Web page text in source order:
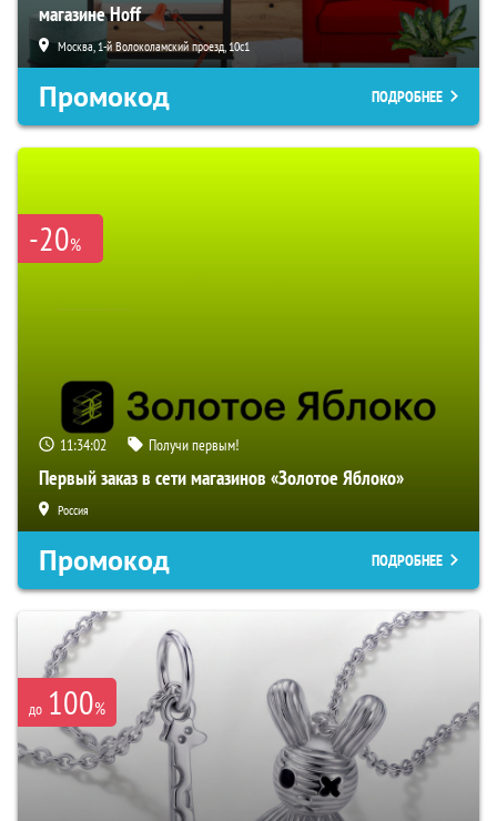
магазине Hoff
Москва, 1-й Волоколамский проезд, 10с1
Промокод ПОДРОБНЕЕ
-20%
11:34:00 Получи первым!
Первый заказ в сети магазинов «Золотое Яблоко»
Россия
Промокод ПОДРОБНЕЕ
до 100%